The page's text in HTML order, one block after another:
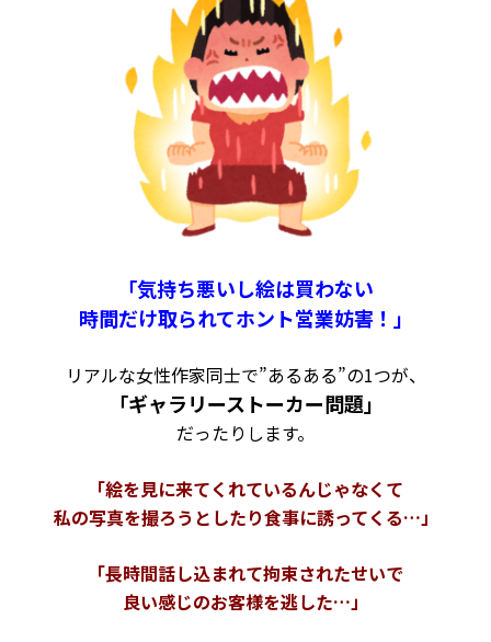
「気持ち悪いし絵は買わない
時間だけ取られてホント営業妨害！」
リアルな女性作家同士で”あるある”の1つが、
「ギャラリーストーカー問題」
だったりします。
「絵を見に来てくれているんじゃなくて
私の写真を撮ろうとしたり食事に誘ってくる…」
「長時間話し込まれて拘束されたせいで
良い感じのお客様を逃した…」